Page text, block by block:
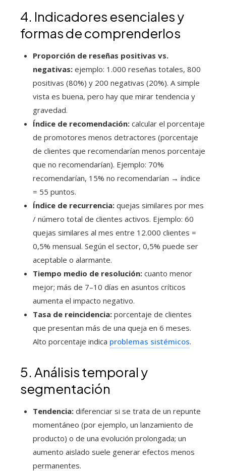
4. Indicadores esenciales y
formas de comprenderlos
Proporción de reseñas positivas vs.
negativas: ejemplo: 1.000 reseñas totales, 800
positivas (80%) y 200 negativas (20%). A simple
vista es buena, pero hay que mirar tendencia y
gravedad.
Índice de recomendación: calcular el porcentaje
de promotores menos detractores (porcentaje
de clientes que recomendarían menos porcentaje
que no recomendarían). Ejemplo: 70%
recomendarían, 15% no recomendarían → índice
= 55 puntos.
Índice de recurrencia: quejas similares por mes
/ número total de clientes activos. Ejemplo: 60
quejas similares al mes entre 12.000 clientes =
0,5% mensual. Según el sector, 0,5% puede ser
aceptable o alarmante.
Tiempo medio de resolución: cuanto menor
mejor; más de 7–10 días en asuntos críticos
aumenta el impacto negativo.
Tasa de reincidencia: porcentaje de clientes
que presentan más de una queja en 6 meses.
Alto porcentaje indica problemas sistémicos.
5. Análisis temporal y
segmentación
Tendencia: diferenciar si se trata de un repunte
momentáneo (por ejemplo, un lanzamiento de
producto) o de una evolución prolongada; un
aumento aislado suele generar efectos menos
permanentes.